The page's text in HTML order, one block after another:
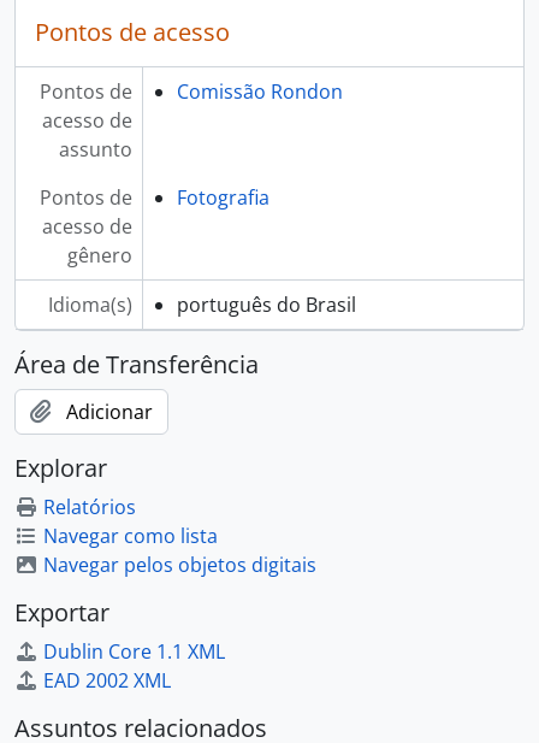
Pontos de acesso
Pontos de
acesso de
assunto
Comissão Rondon
Pontos de
acesso de
gênero
Fotografia
Idioma(s) português do Brasil
Área de Transferência
Adicionar
Explorar
Relatórios
Navegar como lista
Navegar pelos objetos digitais
Exportar
Dublin Core 1.1 XML
EAD 2002 XML
Assuntos relacionados